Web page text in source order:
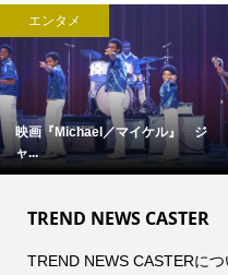
ストリートの異変』×... 完全撮
TREND NEWS CASTER
TREND NEWS CASTERにつ